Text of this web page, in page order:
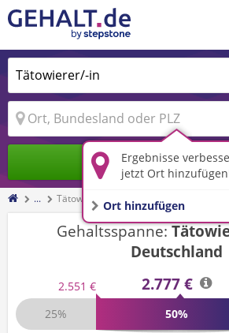
Ergebnisse
jetzt Ort
Ort hinzufügen
Jobs finden
... Tätowierer/-in
Gehaltsspanne:
Deutschland
2.551 € 2.777 €
25%
50%